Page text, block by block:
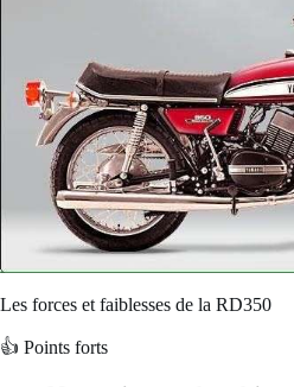
Les forces et faiblesses de la RD350
👍 Points forts